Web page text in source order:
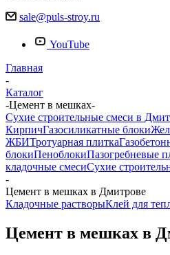
sale@puls-stroy.ru
YouTube
Главная
-
Каталог
-Цемент в мешках-
Сухие строительные смеси в
КирпичГазосиликатные блоки
ЖБИТротуарная плитка
блокиПеноблокиПазогребневые
кладочные смесиСухие
-
Цемент в мешках в Дмитрове
Кладочные растворыКлей для
Цемент в мешках в